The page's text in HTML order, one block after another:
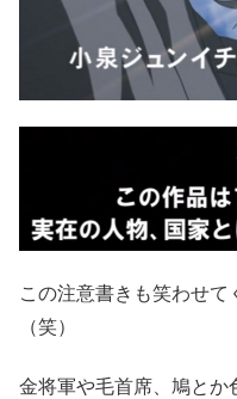
この注意書きも笑わせて
（笑）
金将軍や毛首席、鳩とか